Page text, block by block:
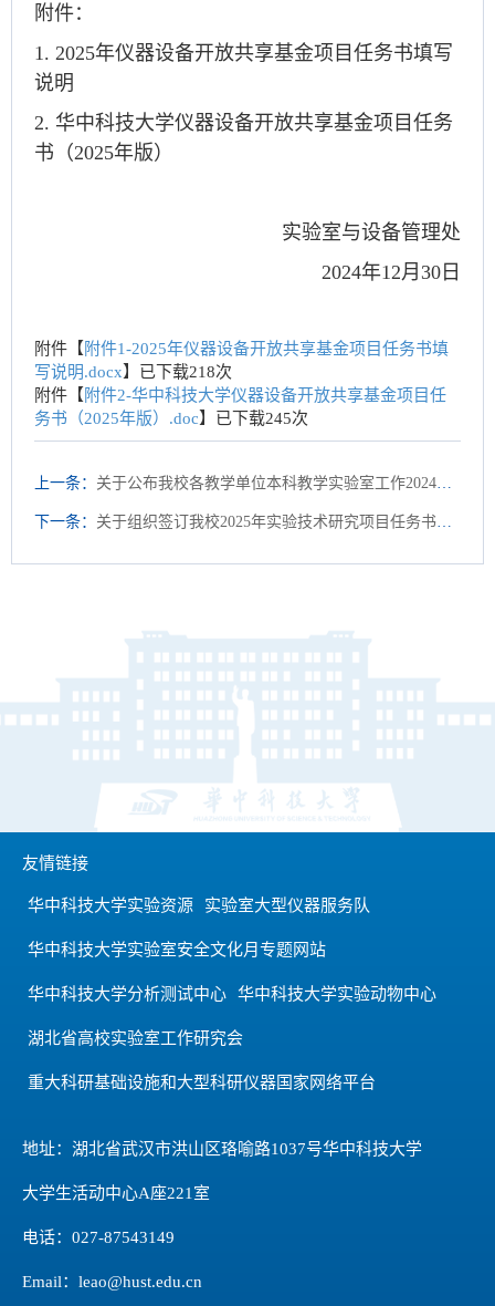
附件：
1. 2025年仪器设备开放共享基金项目任务书填写
说明
2. 华中科技大学仪器设备开放共享基金项目任务
书（2025年版）
实验室与设备管理处
2024年12月30日
附件【 附件1-2025年仪器设备开放共享基金项目任务书填
写说明.docx】已下载218次
附件【 附件2-华中科技大学仪器设备开放共享基金项目任
务书（2025年版）.doc】已下载245次
上一条： 关于公布我校各教学单位本科教学实验室工作2024年度考核结果的通知
下一条： 关于组织签订我校2025年实验技术研究项目任务书的通知
友情链接
华中科技大学实验资源 实验室大型仪器服务队
华中科技大学实验室安全文化月专题网站
华中科技大学分析测试中心 华中科技大学实验动物中心
湖北省高校实验室工作研究会
重大科研基础设施和大型科研仪器国家网络平台
地址：湖北省武汉市洪山区珞喻路1037号华中科技大学
大学生活动中心A座221室
电话：027-87543149
Email：leao@hust.edu.cn